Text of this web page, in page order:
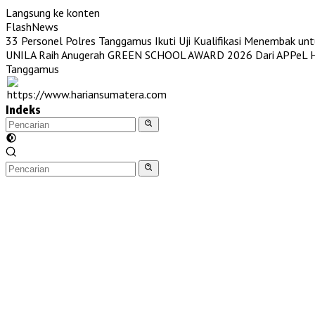
Langsung ke konten
FlashNews
33 Personel Polres Tanggamus Ikuti Uji Kualifikasi Menembak
UNILA Raih Anugerah GREEN SCHOOL AWARD 2026 Dari APPeL
Tanggamus
Indeks
MENUMENU
Lampung
Pringsewu
Lampung Selatan Lampung Barat Lampung Tengah
Nasional
Olahraga Gaya Hidup